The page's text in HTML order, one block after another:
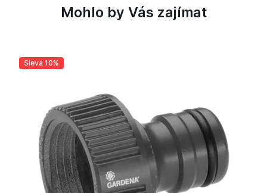
Mohlo by Vás zajímat
Sleva 10%